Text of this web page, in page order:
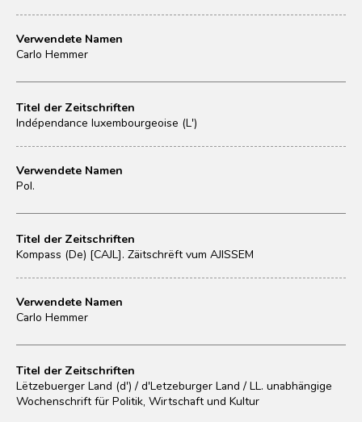
Verwendete Namen
Carlo Hemmer
Titel der Zeitschriften
Indépendance luxembourgeoise (L')
Verwendete Namen
Pol.
Titel der Zeitschriften
Kompass (De) [CAJL]. Zäitschrëft vum AJISSEM
Verwendete Namen
Carlo Hemmer
Titel der Zeitschriften
Lëtzebuerger Land (d') / d'Letzeburger Land / LL. unabhängige
Wochenschrift für Politik, Wirtschaft und Kultur